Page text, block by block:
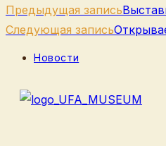
Еще
статьи
Предыдущая запись
Следующая запись
Рубрика
Новости